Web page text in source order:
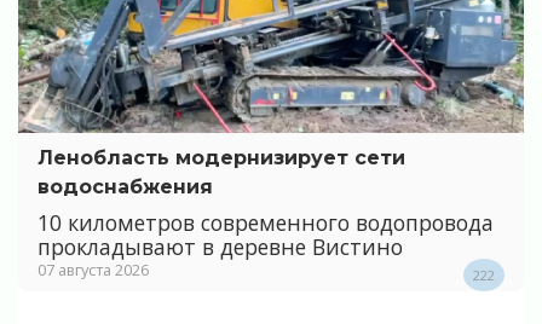
Ленобласть модернизирует сети
водоснабжения
10 километров современного водопровода
прокладывают в деревне Вистино
07 августа 2026 222